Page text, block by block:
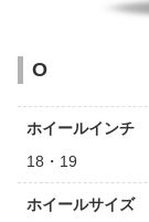
O
ホイールインチ
18・19
ホイールサイズ